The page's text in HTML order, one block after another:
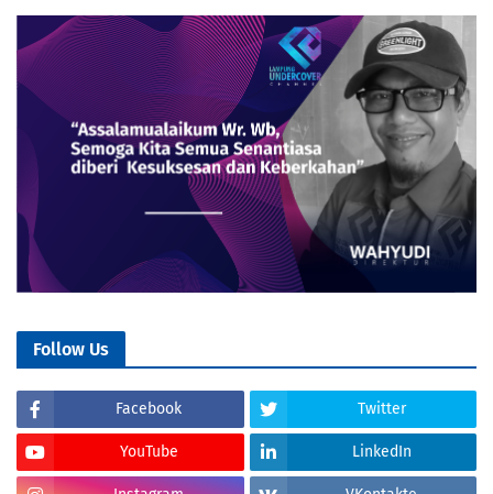
Follow Us
Facebook Twitter
YouTube LinkedIn